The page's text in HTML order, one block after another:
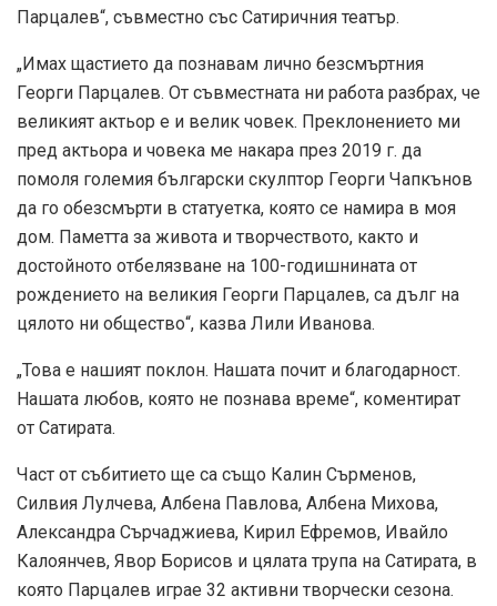
Парцалев“, съвместно със Сатиричния театър.
„Имах щастието да познавам лично безсмъртния
Георги Парцалев. От съвместната ни работа разбрах, че
великият актьор е и велик човек. Преклонението ми
пред актьора и човека ме накара през 2019 г. да
помоля големия български скулптор Георги Чапкънов
да го обезсмърти в статуетка, която се намира в моя
дом. Паметта за живота и творчеството, както и
достойното отбелязване на 100-годишнината от
рождението на великия Георги Парцалев, са дълг на
цялото ни общество“, казва Лили Иванова.
„Това е нашият поклон. Нашата почит и благодарност.
Нашата любов, която не познава време“, коментират
от Сатирата.
Част от събитието ще са също Калин Сърменов,
Силвия Лулчева, Албена Павлова, Албена Михова,
Александра Сърчаджиева, Кирил Ефремов, Ивайло
Калоянчев, Явор Борисов и цялата трупа на Сатирата, в
която Парцалев играе 32 активни творчески сезона.